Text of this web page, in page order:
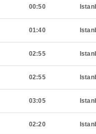
00:50
01:40
02:55
02:55
03:05
02:20